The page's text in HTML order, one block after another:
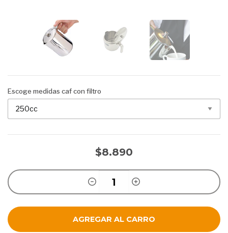
Escoge medidas caf con filtro
$8.890
AGREGAR AL CARRO